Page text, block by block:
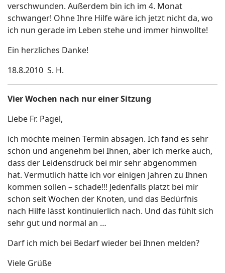
verschwunden. Außerdem bin ich im 4. Monat
schwanger! Ohne Ihre Hilfe wäre ich jetzt nicht da, wo
ich nun gerade im Leben stehe und immer hinwollte!
Ein herzliches Danke!
18.8.2010 S. H.
Vier Wochen nach nur einer Sitzung
Liebe Fr. Pagel,
ich möchte meinen Termin absagen. Ich fand es sehr
schön und angenehm bei Ihnen, aber ich merke auch,
dass der Leidensdruck bei mir sehr abgenommen
hat. Vermutlich hätte ich vor einigen Jahren zu Ihnen
kommen sollen – schade!!! Jedenfalls platzt bei mir
schon seit Wochen der Knoten, und das Bedürfnis
nach Hilfe lässt kontinuierlich nach. Und das fühlt sich
sehr gut und normal an …
Darf ich mich bei Bedarf wieder bei Ihnen melden?
Viele Grüße